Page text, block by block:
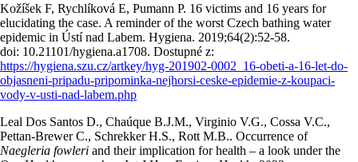
Kožíšek F, Rychlíková E, Pumann P. 16 victims and 16 years for
elucidating the case. A reminder of the worst Czech bathing water
epidemic in Ústí nad Labem. Hygiena. 2019;64(2):52-58.
doi: 10.21101/hygiena.a1708. Dostupné z:
https://hygiena.szu.cz/artkey/hyg-201902-0002_16-obeti-a-16-let-do-
objasneni-pripadu-pripominka-nejhorsi-ceske-epidemie-z-koupaci-
vody-v-usti-nad-labem.php
Leal Dos Santos D., Chaúque B.J.M., Virginio V.G., Cossa V.C.,
Pettan-Brewer C., Schrekker H.S., Rott M.B.. Occurrence of
Naegleria fowleri and their implication for health – a look under the